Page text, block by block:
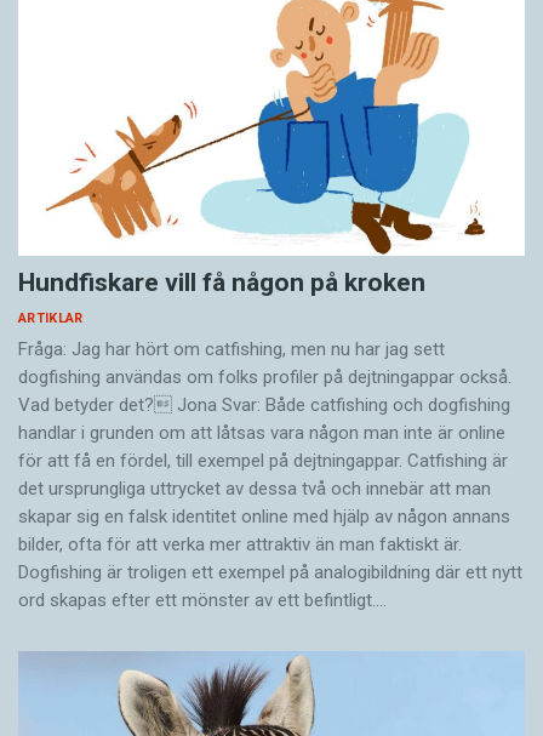
Hundfiskare vill få någon på kroken
ARTIKLAR
Fråga: Jag har hört om catfishing, men nu har jag sett
dogfishing användas om folks profiler på dejtningappar också.
Vad betyder det? Jona Svar: Både catfishing och dogfishing
handlar i grunden om att låtsas vara någon man inte är online
för att få en fördel, till exempel på dejtningappar. Catfishing är
det ursprungliga uttrycket av dessa två och innebär att man
skapar sig en falsk identitet online med hjälp av någon annans
bilder, ofta för att verka mer attraktiv än man faktiskt är.
Dogfishing är troligen ett exempel på analogibildning där ett nytt
ord skapas efter ett mönster av ett befintligt.…